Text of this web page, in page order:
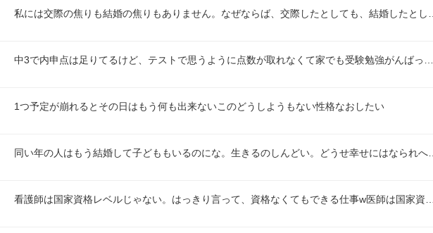
私には交際の焦りも結婚の焦りもありません。なぜならば、交際したとしても、結婚したとし…
中3で内申点は足りてるけど、テストで思うように点数が取れなくて家でも受験勉強がんばっ…
1つ予定が崩れるとその日はもう何も出来ないこのどうしようもない性格なおしたい
同い年の人はもう結婚して子どももいるのにな。生きるのしんどい。どうせ幸せにはなられへ…
看護師は国家資格レベルじゃない。はっきり言って、資格なくてもできる仕事w医師は国家資…